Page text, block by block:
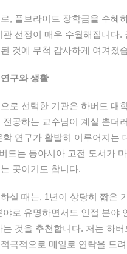
, 풀브라이트 장학금을 수혜
관 선정이 매우 수월해집니다.
것에 무척 감사하게 여겨졌
구와 생활
로 선택한 기관은 하버드 대
전공하는 교수님이 계실 뿐더
학 연구가 활발히 이루어지는
드는 동아시아 고전 도서가
곳이기도 합니다.
실 때는, 1년이 상당히 짧은
야로 유명하면서도 인접 분야
는 것을 추천합니다. 저는 하
극적으로 메일로 연락을 드